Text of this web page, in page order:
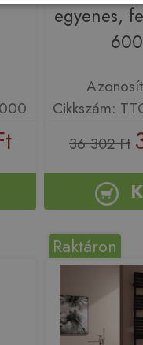
egyenes,
Cikkszám:
36 302 Ft
Raktáron